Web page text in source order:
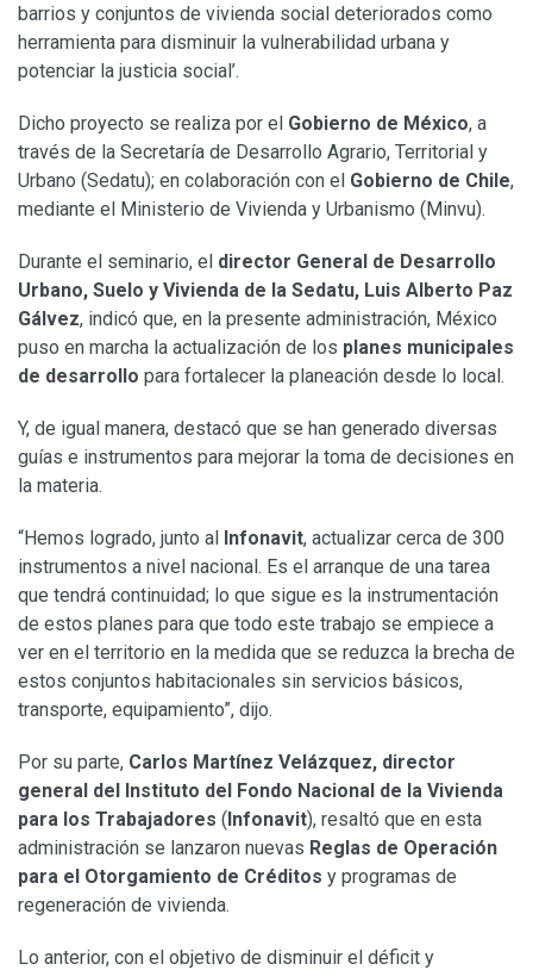
barrios y conjuntos de vivienda social deteriorados como
herramienta para disminuir la vulnerabilidad urbana y
potenciar la justicia social’.
Dicho proyecto se realiza por el Gobierno de México, a
través de la Secretaría de Desarrollo Agrario, Territorial y
Urbano (Sedatu); en colaboración con el Gobierno de Chile,
mediante el Ministerio de Vivienda y Urbanismo (Minvu).
Durante el seminario, el director General de Desarrollo
Urbano, Suelo y Vivienda de la Sedatu, Luis Alberto Paz
Gálvez, indicó que, en la presente administración, México
puso en marcha la actualización de los planes municipales
de desarrollo para fortalecer la planeación desde lo local.
Y, de igual manera, destacó que se han generado diversas
guías e instrumentos para mejorar la toma de decisiones en
la materia.
“Hemos logrado, junto al Infonavit, actualizar cerca de 300
instrumentos a nivel nacional. Es el arranque de una tarea
que tendrá continuidad; lo que sigue es la instrumentación
de estos planes para que todo este trabajo se empiece a
ver en el territorio en la medida que se reduzca la brecha de
estos conjuntos habitacionales sin servicios básicos,
transporte, equipamiento”, dijo.
Por su parte, Carlos Martínez Velázquez, director
general del Instituto del Fondo Nacional de la Vivienda
para los Trabajadores (Infonavit), resaltó que en esta
administración se lanzaron nuevas Reglas de Operación
para el Otorgamiento de Créditos y programas de
regeneración de vivienda.
Lo anterior, con el objetivo de disminuir el déficit y